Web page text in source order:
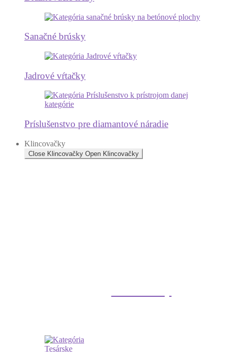
Sanačné brúsky
Jadrové vŕtačky
Príslušenstvo pre diamantové náradie
Klincovačky
Close Klincovačky Open Klincovačky